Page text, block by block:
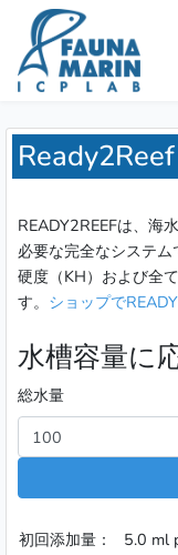
READY2REEFは、海
必要な完全なシステ
硬度（KH）および全
す。 ショップで
水槽容量に
総水量
初回添加量：
5.0 ml